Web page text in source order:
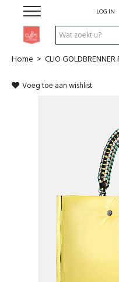
LOG IN
Pen & Papier
School & Travel
Home > CLIO
Voeg toe aan wishlist